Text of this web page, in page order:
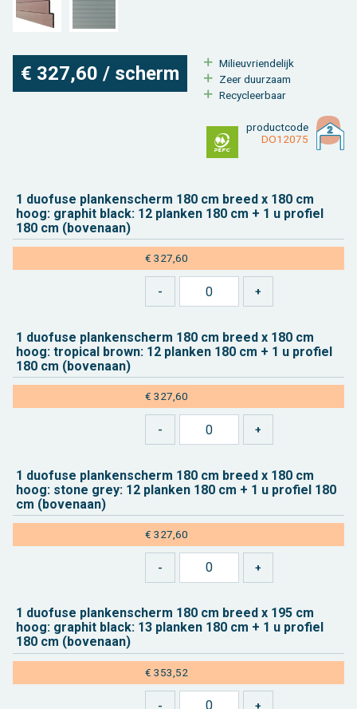
€ 327,60 / scherm
Mi­li­eu­vrien­de­lijk
Zeer duur­zaam
Re­cy­cleer­baar
product­code
DO12075
1 duo­fu­se plan­ken­scherm 180 cm breed x 180 cm
hoog: grap­hit black: 12 plan­ken 180 cm + 1 u pro­fiel
180 cm (bo­ven­aan)
€ 327,60
1 duo­fu­se plan­ken­scherm 180 cm breed x 180 cm
hoog: tro­pi­cal brown: 12 plan­ken 180 cm + 1 u pro­fiel
180 cm (bo­ven­aan)
€ 327,60
1 duo­fu­se plan­ken­scherm 180 cm breed x 180 cm
hoog: stone grey: 12 plan­ken 180 cm + 1 u pro­fiel 180
cm (bo­ven­aan)
€ 327,60
1 duo­fu­se plan­ken­scherm 180 cm breed x 195 cm
hoog: grap­hit black: 13 plan­ken 180 cm + 1 u pro­fiel
180 cm (bo­ven­aan)
€ 353,52